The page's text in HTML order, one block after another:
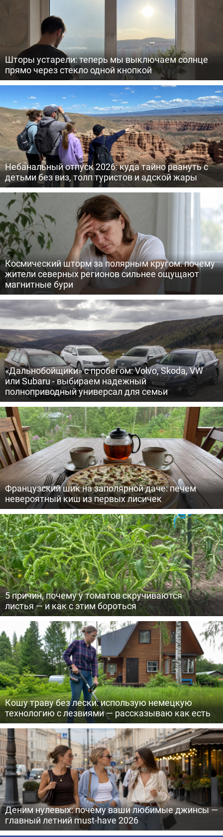
Шторы устарели: теперь мы выключаем солнце
прямо через стекло одной кнопкой
Небанальный отпуск 2026: куда тайно рвануть с
детьми без виз, толп туристов и адской жары
Космический шторм за полярным кругом: почему
жители северных регионов сильнее ощущают
магнитные бури
«Дальнобойщики» с пробегом: Volvo, Skoda, VW
или Subaru - выбираем надежный
полноприводный универсал для семьи
Французский шик на заполярной даче: печем
невероятный киш из первых лисичек
5 причин, почему у томатов скручиваются
листья — и как с этим бороться
Кошу траву без лески: использую немецкую
технологию с лезвиями — рассказываю как есть
Деним нулевых: почему ваши любимые джинсы —
главный летний must-have 2026